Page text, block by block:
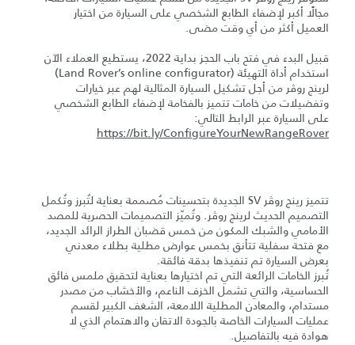
مجالًا أكبر لإضفاء الطابع الشخصي على السيارة من اختيار
العميل أكثر من أي وقت مضى.
قبيل البدء في فتح باب الحجز بداية 2022، يستطيع العملاء الآن
استخدام أداة التهيئة (Land Rover’s online configurator)
لرينج روڤر من أجل تشكيل السيارة المثالية لهم عبر خيارات
وتفضيلات من خامات تتميز بالفخامة لإضفاء الطابع الشخصي
على السيارة عبر الرابط التالي:
https://bit.ly/ConfigureYourNewRangeRover
تتميز رينج روڤر SV الجديدة بتحسينات مُصممة بعناية لتُبرز وتُكمل
التصميم الحديث لرينج روڤر. وتُميّز التصميمات الحصرية للمصد
الأمامي والشبك المكون من خمس قضبان الطراز الرائد الجديد،
مع فتحة سفلية تتأنق بخمس عوارض مطلية بطلاء معدني
بعرض السيارة تم تنفيذها بدقة فائقة.
تُبرز الخامات الرائعة التي تم اختيارها بعناية لتحقيق ملمس فائق
الحساسية، والتي تشمل الخزف الناعم، والأخشاب من مصدر
مستدام، والمعادن المطلية اللامعة، الشغف الكبير لقسم
عمليات السيارات الخاصة بالجودة الاتقان والاهتمام الذي لا
هوادة فيه بالتفاصيل.